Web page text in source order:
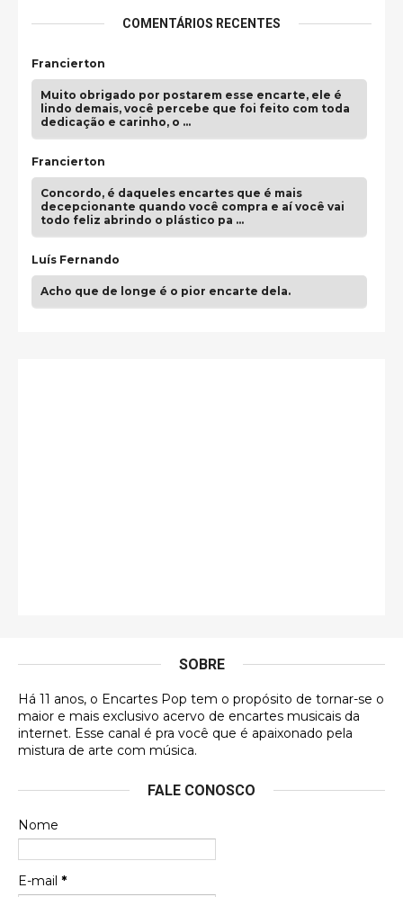
COMENTÁRIOS RECENTES
Francierton
Muito obrigado por postarem esse encarte, ele é
lindo demais, você percebe que foi feito com toda
dedicação e carinho, o …
Francierton
Concordo, é daqueles encartes que é mais
decepcionante quando você compra e aí você vai
todo feliz abrindo o plástico pa …
Luís Fernando
Acho que de longe é o pior encarte dela.
DVD MIDINHO
Francierton
futuras aquisições, e olhando o encarte aqui, me
Francierton
Espero que tenham sentido minha falta, informo
que estou de volta para trazer mais contribuições
SOBRE
Há 11 anos, o Encartes Pop tem o propósito de tornar-se o
maior e mais exclusivo acervo de encartes musicais da
internet. Esse canal é pra você que é apaixonado pela
mistura de arte com música.
FALE CONOSCO
Nome
E-mail *